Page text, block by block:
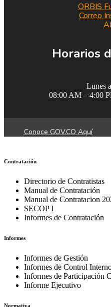
ORBIS
Correo
Horarios
Lunes
08:00 AM – 4:00
Conoce GOV.CO Aquí
Contratación
Directorio de Contratistas
Manual de Contratación
Manual de Contratacion
SECOP I
Informes de Contratación
Informes
Informes de Gestión
Informes de Control
Informes de Participación
Informe Ejecutivo
Normativa